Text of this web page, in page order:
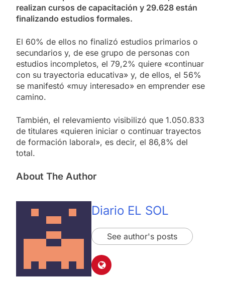
realizan cursos de capacitación y 29.628 están
finalizando estudios formales.
El 60% de ellos no finalizó estudios primarios o
secundarios y, de ese grupo de personas con
estudios incompletos, el 79,2% quiere «continuar
con su trayectoria educativa» y, de ellos, el 56%
se manifestó «muy interesado» en emprender ese
camino.
También, el relevamiento visibilizó que 1.050.833
de titulares «quieren iniciar o continuar trayectos
de formación laboral», es decir, el 86,8% del
total.
About The Author
Diario EL SOL
See author's posts